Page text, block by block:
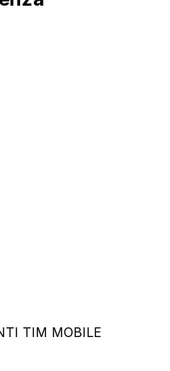
TIM MOBILE